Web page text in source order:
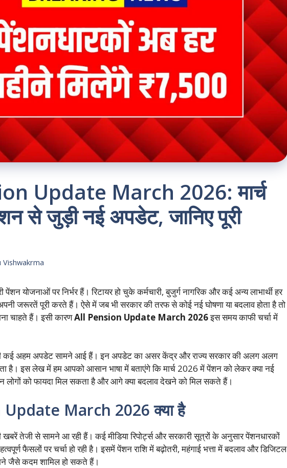
Update March 2026: मार्च
से जुड़ी नई अपडेट, जानिए पूरी
Vishwakrma
पेंशन योजनाओं पर निर्भर हैं। रिटायर हो चुके कर्मचारी, बुजुर्ग नागरिक और कई अन्य लाभार्थी हर
जरूरतें पूरी करते हैं। ऐसे में जब भी सरकार की तरफ से कोई नई घोषणा या बदलाव होता है तो
चाहते हैं। इसी कारणAll Pension Update March 2026इस समय काफी चर्चा में
कई अहम अपडेट सामने आई हैं। इन अपडेट का असर केंद्र और राज्य सरकार की अलग अलग
है। इस लेख में हम आपको आसान भाषा में बताएंगे कि मार्च 2026 में पेंशन को लेकर क्या नई
लोगों को फायदा मिल सकता है और आगे क्या बदलाव देखने को मिल सकते हैं।
March 2026 क्या है
तेजी से सामने आ रही हैं। कई मीडिया रिपोर्ट्स और सरकारी सूत्रों के अनुसार पेंशनधारकों
फैसलों पर चर्चा हो रही है। इसमें पेंशन राशि में बढ़ोतरी, महंगाई भत्ता में बदलाव और डिजिटल
जैसे कदम शामिल हो सकते हैं।